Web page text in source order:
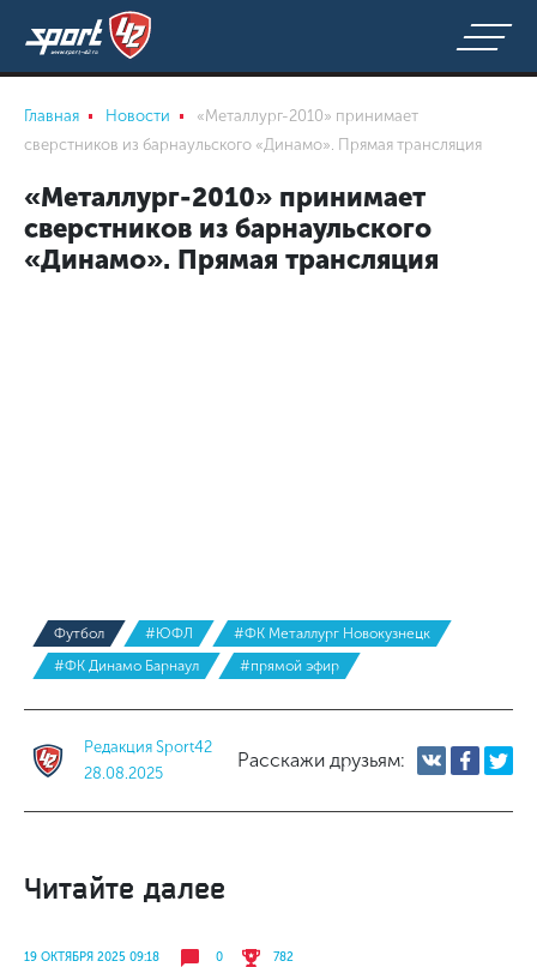
Главная Новости
«Металлург-2010» принимает
сверстников из барнаульского «Динамо». Прямая трансляция
«Металлург-2010» принимает
сверстников из барнаульского
«Динамо». Прямая трансляция
Футбол #ЮФЛ
#ФК Металлург Новокузнецк
#ФК Динамо Барнаул
#прямой эфир
Редакция Sport42
28.08.2025
Расскажи друзьям:
Читайте далее
19 ОКТЯБРЯ 2025 09:18 0 782